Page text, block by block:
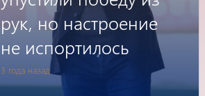
3 года назад
рук, но настроение
не испортилось